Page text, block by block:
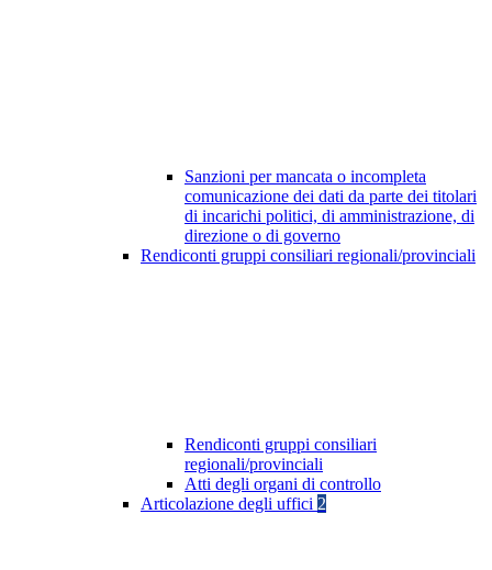
Sanzioni per mancata o incompleta
comunicazione dei dati da parte dei titolari
di incarichi politici, di amministrazione, di
direzione o di governo
Rendiconti gruppi consiliari regionali/provinciali
Rendiconti gruppi consiliari
regionali/provinciali
Atti degli organi di controllo
Articolazione degli uffici 2